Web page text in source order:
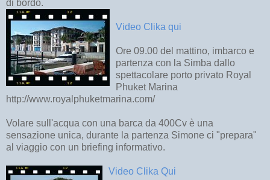
di bordo.
Video Clika qui
Ore 09.00 del mattino, imbarco e
partenza con la Simba dallo
spettacolare porto privato Royal
Phuket Marina
http://www.royalphuketmarina.com/
Volare sull'acqua con una barca da 400Cv è una
sensazione unica, durante la partenza Simone ci "prepara"
al viaggio con un briefing informativo.
Video Clika Qui